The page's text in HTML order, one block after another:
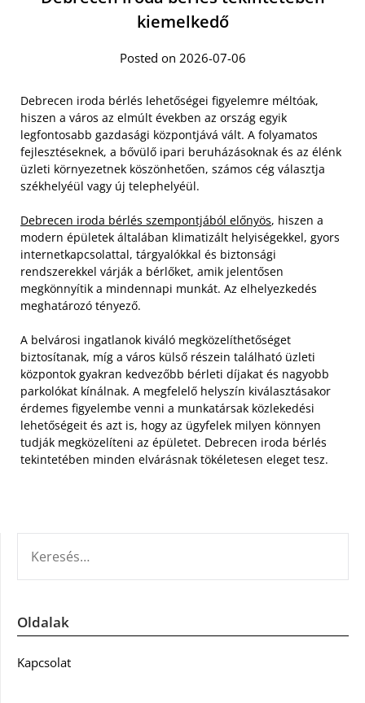
kiemelkedő
Posted on 2026-07-06
Debrecen iroda bérlés lehetőségei figyelemre méltóak,
hiszen a város az elmúlt években az ország egyik
legfontosabb gazdasági központjává vált. A folyamatos
fejlesztéseknek, a bővülő ipari beruházásoknak és az élénk
üzleti környezetnek köszönhetően, számos cég választja
székhelyéül vagy új telephelyéül.
Debrecen iroda bérlés szempontjából előnyös, hiszen a
modern épületek általában klimatizált helyiségekkel, gyors
internetkapcsolattal, tárgyalókkal és biztonsági
rendszerekkel várják a bérlőket, amik jelentősen
megkönnyítik a mindennapi munkát. Az elhelyezkedés
meghatározó tényező.
A belvárosi ingatlanok kiváló megközelíthetőséget
biztosítanak, míg a város külső részein található üzleti
központok gyakran kedvezőbb bérleti díjakat és nagyobb
parkolókat kínálnak. A megfelelő helyszín kiválasztásakor
érdemes figyelembe venni a munkatársak közlekedési
lehetőségeit és azt is, hogy az ügyfelek milyen könnyen
tudják megközelíteni az épületet. Debrecen iroda bérlés
tekintetében minden elvárásnak tökéletesen eleget tesz.
Oldalak
Kapcsolat